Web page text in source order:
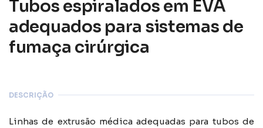
Tubos espiralados em EVA
adequados para sistemas de
fumaça cirúrgica
DESCRIÇÃO
Linhas de extrusão médica adequadas para tubos de